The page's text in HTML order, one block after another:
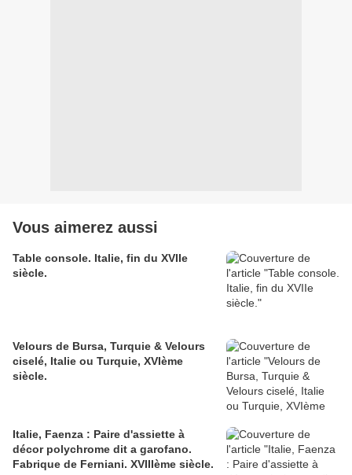
Vous aimerez aussi
Table console. Italie, fin du XVIIe
siècle.
Velours de Bursa, Turquie & Velours
ciselé, Italie ou Turquie, XVIème
siècle.
Italie, Faenza : Paire d'assiette à
décor polychrome dit a garofano.
Fabrique de Ferniani. XVIIIème siècle.